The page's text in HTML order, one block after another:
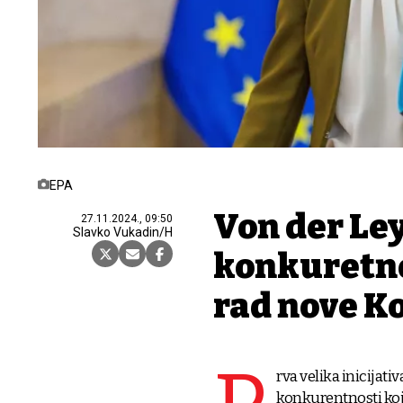
EPA
27.11.2024., 09:50
Slavko Vukadin/H
Von der
rad nove
rva velika
konkurentnosti